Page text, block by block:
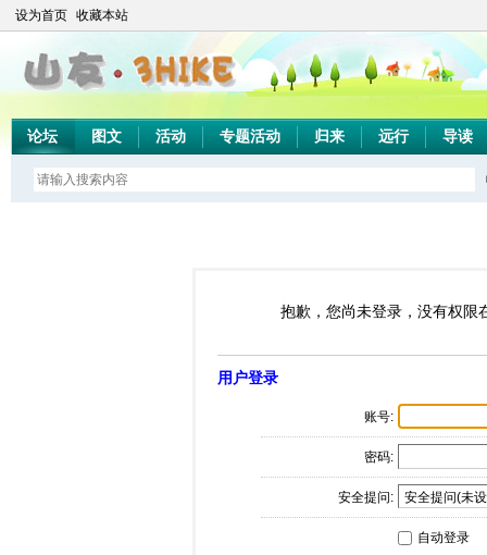
设为首页 收藏本站
论坛 图文 活动 专题活动 归来 远行 导读
抱歉，您尚未登录，没有权限
用户登录
账号:
密码:
安全提问:
自动登录